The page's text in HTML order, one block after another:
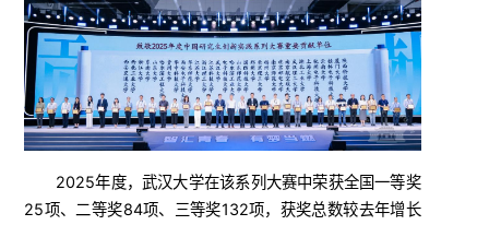
2025年度，武汉大学在该系列大赛中荣获全国一等奖
25项、二等奖84项、三等奖132项，获奖总数较去年增长